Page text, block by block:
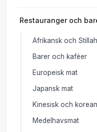
Restauranger och
Afrikansk och
Barer och kaféer
Europeisk mat
Japansk mat
Kinesisk och
Medelhavsmat